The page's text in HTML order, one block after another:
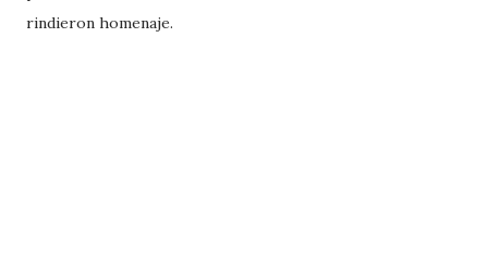
rindieron homenaje.